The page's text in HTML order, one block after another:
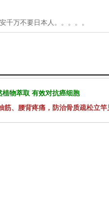
千万不要日本人。。。。。
物萃取 有效对抗癌细胞
筋、腰背疼痛，防治骨质疏松立竿